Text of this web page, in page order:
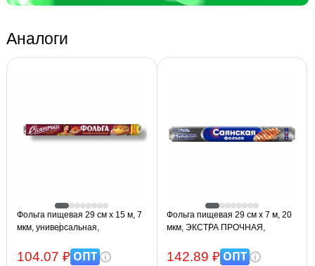
Аналоги
Фольга пищевая 29 см х 15 м, 7
мкм, универсальная,
САЯНОЧКА С15П-290х54
104.07 ₽ОПТ
Фольга пищевая 29 см х 7 м, 20
мкм, ЭКСТРА ПРОЧНАЯ,
ГРИЛЬ 7П-290х35
142.89 ₽ОПТ